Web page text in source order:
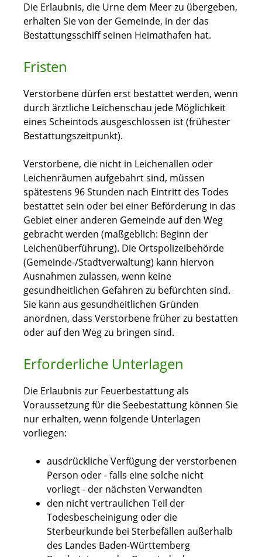
Die Erlaubnis, die Urne dem Meer zu übergeben,
erhalten Sie von der Gemeinde, in der das
Bestattungsschiff seinen Heimathafen hat.
Fristen
Verstorbene dürfen erst bestattet werden, wenn
durch ärztliche Leichenschau jede Möglichkeit
eines Scheintods ausgeschlossen ist (frühester
Bestattungszeitpunkt).
Verstorbene, die nicht in Leichenallen oder
Leichenräumen aufgebahrt sind, müssen
spätestens 96 Stunden nach Eintritt des Todes
bestattet sein oder bei einer Beförderung in das
Gebiet einer anderen Gemeinde auf den Weg
gebracht werden (maßgeblich: Beginn der
Leichenüberführung). Die Ortspolizeibehörde
(Gemeinde-/Stadtverwaltung) kann hiervon
Ausnahmen zulassen, wenn keine
gesundheitlichen Gefahren zu befürchten sind.
Sie kann aus gesundheitlichen Gründen
anordnen, dass Verstorbene früher zu bestatten
oder auf den Weg zu bringen sind.
Erforderliche Unterlagen
Die Erlaubnis zur Feuerbestattung als
Voraussetzung für die Seebestattung können Sie
nur erhalten, wenn folgende Unterlagen
vorliegen:
ausdrückliche Verfügung der verstorbenen
Person oder - falls eine solche nicht
vorliegt - der nächsten Verwandten
den nicht vertraulichen Teil der
Todesbescheinigung oder die
Sterbeurkunde bei Sterbefällen außerhalb
des Landes Baden-Württemberg